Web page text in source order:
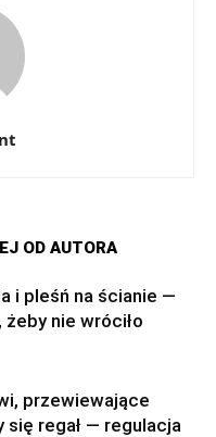
OD AUTORA
i pleśń na ścianie —
nie wróciło
przewiewające
się regał — regulacja